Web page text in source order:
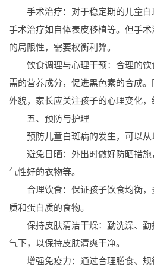
手术治疗：对于稳定期的儿童白
手术治疗如自体表皮移植等。但手
的局限性，需要权衡利弊。
饮食调理与心理干预：合理的饮
需的营养成分，促进黑色素的合成
外貌，家长应关注孩子的心理变化，
五、预防与护理
预防儿童白斑病的发生，可以从
避免日晒：外出时做好防晒措施
气性好的衣物等。
合理饮食：保证孩子饮食均衡，
质和蛋白质的食物。
保持皮肤清洁干燥：勤洗澡、勤
气下，以保持皮肤清爽干净。
增强免疫力：通过合理膳食、规